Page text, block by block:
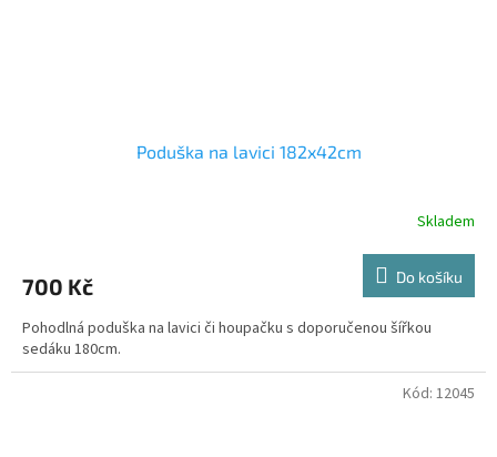
Poduška na lavici 182x42cm
Skladem
700 Kč Do košíku
Pohodlná poduška na lavici či houpačku s doporučenou šířkou
sedáku 180cm.
Kód: 12045